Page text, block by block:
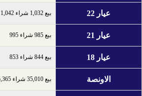
عيار 22 بيع 1,032 شراء 1,042
عيار 21 بيع 985 شراء 995
عيار 18 بيع 844 شراء 853
الاونصة بيع 35,010 شراء 35,365